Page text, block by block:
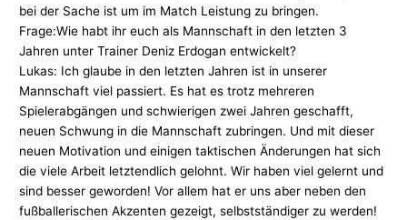
bei der Sache ist um im Match Leistung zu bringen.
Frage:Wie habt ihr euch als Mannschaft in den letzten 3
Jahren unter Trainer Deniz Erdogan entwickelt?
Lukas: Ich glaube in den letzten Jahren ist in unserer
Mannschaft viel passiert. Es hat es trotz mehreren
Spielerabgängen und schwierigen zwei Jahren geschafft,
neuen Schwung in die Mannschaft zubringen. Und mit dieser
neuen Motivation und einigen taktischen Änderungen hat sich
die viele Arbeit letztendlich gelohnt. Wir haben viel gelernt und
sind besser geworden! Vor allem hat er uns aber neben den
fußballerischen Akzenten gezeigt, selbstständiger zu werden!